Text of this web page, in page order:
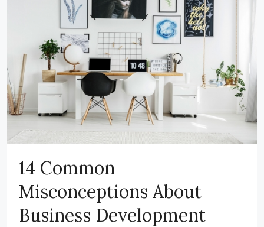
14 Common
Misconceptions About
Business Development